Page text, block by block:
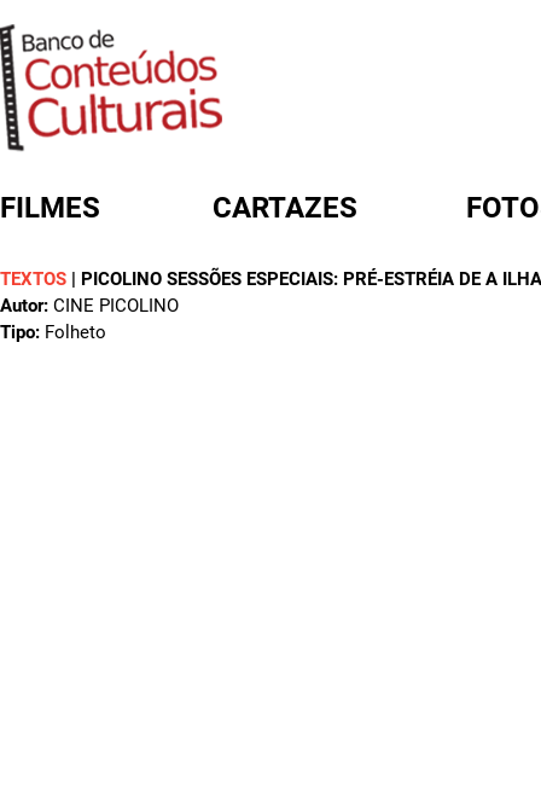
FILMES CARTAZES
TEXTOS | PICOLINO SESSÕES ESPECIAIS: PRÉ-ESTRÉIA DE A
Autor: CINE PICOLINO
Tipo: Folheto
FORMULÁRIO DE BUSCA